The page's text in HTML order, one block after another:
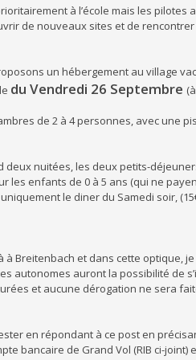
à l’école mais les
de nouveaux sites et de
un hébergement au village
du Vendredi 26 Septembre
de 2 à 4 personnes, avec une
deux nuitées, les deux petits-
les enfants de 0 à 5 ans (qui ne
le diner du Samedi soir,
à Breitenbach et dans cette optique,
autonomes auront la possibilité de
et aucune dérogation ne sera
en répondant à ce post en
bancaire de Grand Vol (RIB ci-joint)